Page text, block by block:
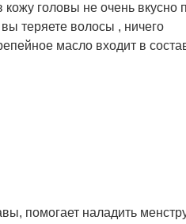
кожу головы не очень вкусно
теряете волосы , ничего
масло входит в
помогает наладить